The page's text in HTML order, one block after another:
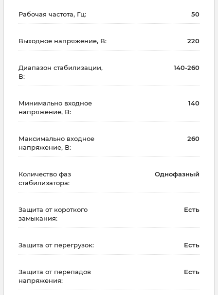
Рабочая частота, Гц: 50
Выходное напряжение, В: 220
Диапазон стабилизации,
В:
140-260
Минимально входное
напряжение, В:
140
Максимально входное
напряжение, В:
260
Количество фаз
стабилизатора:
Однофазный
Защита от короткого
замыкания:
Есть
Защита от перегрузок: Есть
Защита от перепадов
напряжения:
Есть